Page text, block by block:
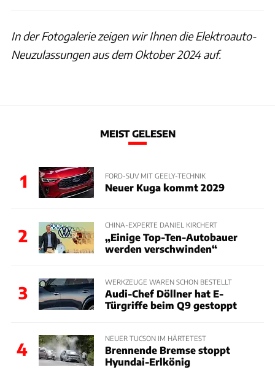
In der Fotogalerie zeigen wir Ihnen die Elektroauto-
Neuzulassungen aus dem Oktober 2024 auf.
MEIST GELESEN
1 FORD-SUV MIT GEELY-TECHNIK
Neuer Kuga kommt 2029
2
CHINA-EXPERTE DANIEL KIRCHERT
„Einige Top-Ten-Autobauer
werden verschwinden“
3
WERKZEUGE WAREN SCHON BESTELLT
Audi-Chef Döllner hat E-
Türgriffe beim Q9 gestoppt
4
NEUER TUCSON IM HÄRTETEST
Brennende Bremse stoppt
Hyundai-Erlkönig